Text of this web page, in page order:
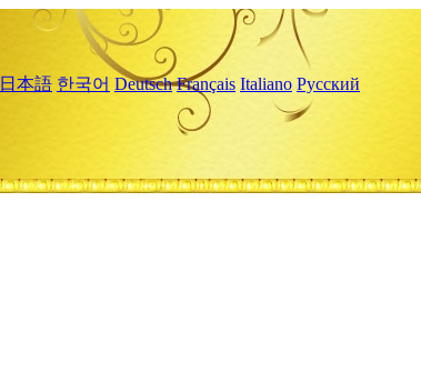
日本語 한국어 Deutsch Français Italiano Русский